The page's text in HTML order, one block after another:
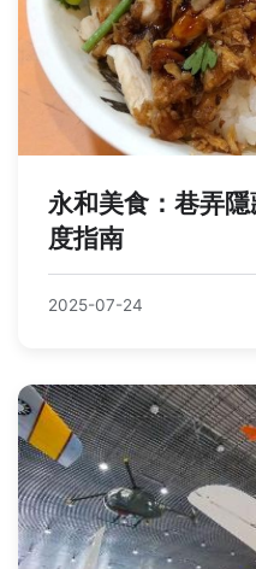
永和美食：巷弄
度指南
2025-07-24